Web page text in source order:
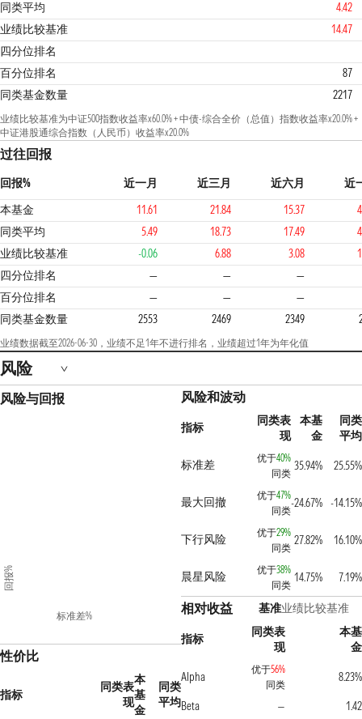
同类平均
4.42
业绩比较基准
14.47
四分位排名
4 3
百分位排名
87
同类基金数量
2217
业绩比较基准为中证500指数收益率x60.0% + 中债-综合全价（总值）指数收益率x20.0% +
中证港股通综合指数（人民币）收益率x20.0%
过往回报
回报% 近一月 近三月 近六月
近
本基金
11.61 21.84 15.37
同类平均
5.49 18.73 17.49
业绩比较基准
-0.06 6.88 3.08
四分位排名
— — —
2
百分位排名 — —
—
同类基金数量
2553 2469 2349
业绩数据截至2026-06-30，业绩不足1年不进行排名，业绩超过1年为年化值
风险
风险与回报
标准差%
回报%
性价比
指标
同类表
现
本
基
金
同类
平均
风险和波动
指标
同类表
现
本基
金
同类
平均
标准差
优于40%
同类
35.94% 25.55%
最大回撤 优于47%
同类
-24.67% -14.15%
下行风险 优于29%
同类
27.82% 16.10%
晨星风险 优于38%
同类
14.75% 7.19%
相对收益 基准业绩比较基准
指标
同类表
现
本基
金
Alpha
优于56%
同类
8.23%
Beta
—
1.42